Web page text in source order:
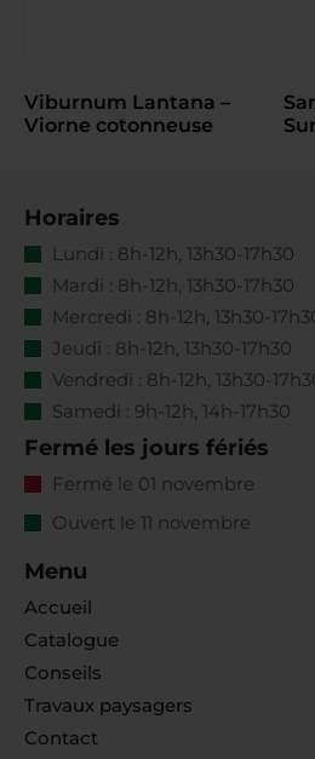
Viburnum Lantana –
Viorne cotonneuse
Horaires
Lundi : 8h-12h, 13h30-17h30
Mardi : 8h-12h, 13h30-17h30
Mercredi : 8h-12h, 13h30-
Jeudi : 8h-12h, 13h30-17h30
Vendredi : 8h-12h, 13h30-
Samedi : 9h-12h, 14h-17h30
Fermé les jours fériés
Fermé le 01 novembre
Ouvert le 11 novembre
Menu
Accueil
Catalogue
Conseils
Travaux paysagers
Contact